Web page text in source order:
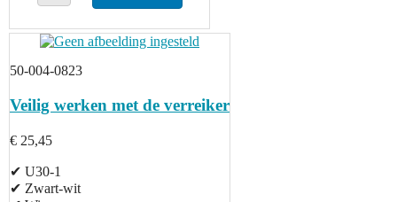
50-004-0823
Veilig werken met de verreiker
€ 25,45
✔ U30-1
✔ Zwart-wit